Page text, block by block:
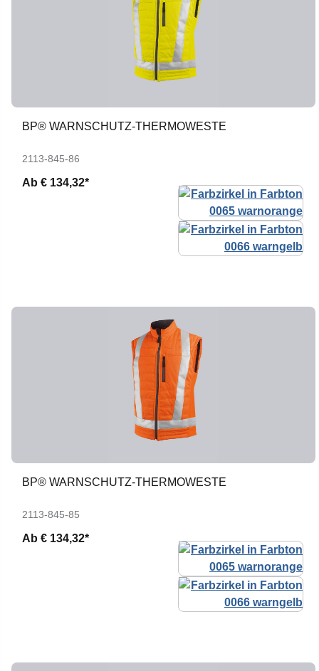
BP® WARNSCHUTZ-THERMOWESTE
2113-845-86
Ab € 134,32*
BP® WARNSCHUTZ-THERMOWESTE
2113-845-85
Ab € 134,32*